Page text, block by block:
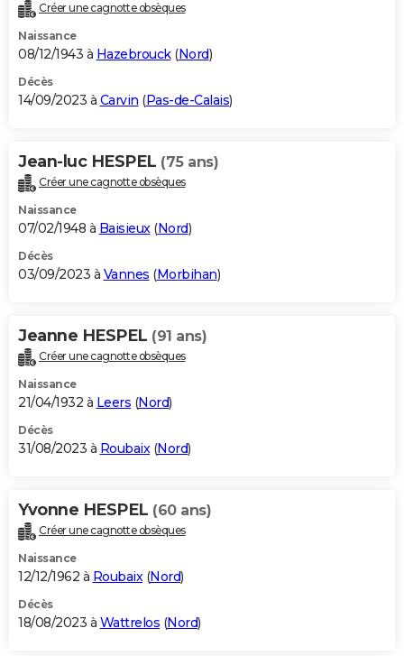
Créer une cagnotte obsèques
Naissance
08/12/1943 à Hazebrouck(Nord)
Décès
14/09/2023 à Carvin (Pas-de-Calais)
Jean-luc HESPEL (75 ans)
Créer une cagnotte obsèques
Naissance
07/02/1948 à Baisieux(Nord)
Décès
03/09/2023 à Vannes (Morbihan)
Jeanne HESPEL (91 ans)
Créer une cagnotte obsèques
Naissance
21/04/1932 à Leers (Nord)
Décès
31/08/2023 à Roubaix(Nord)
Yvonne HESPEL (60 ans)
Créer une cagnotte obsèques
Naissance
12/12/1962 à Roubaix(Nord)
Décès
18/08/2023 à Wattrelos (Nord)